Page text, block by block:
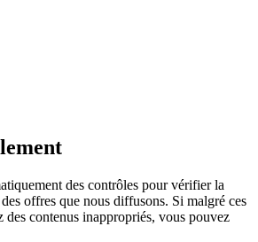
des contrôles pour vérifier la
offres que nous diffusons. Si malgré ces
des contenus inappropriés, vous pouvez